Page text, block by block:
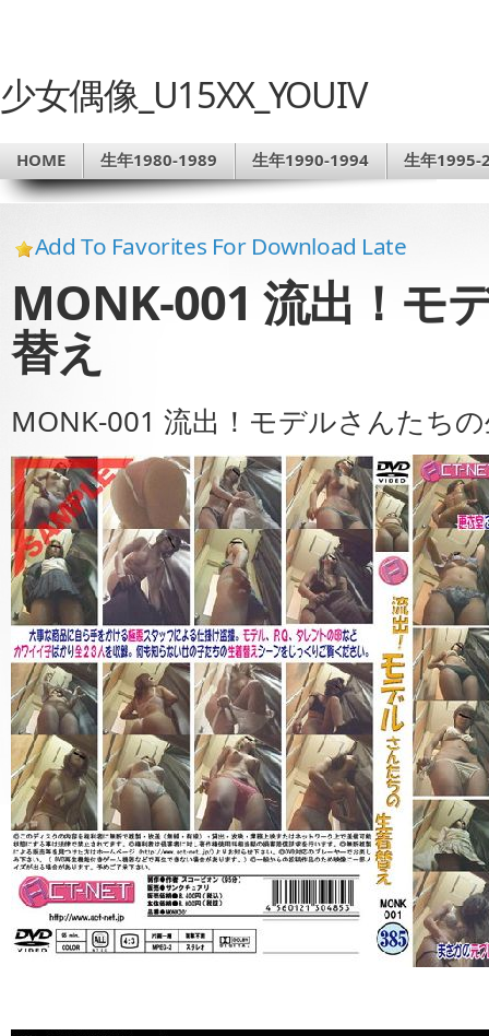
少女偶像_U15XX_YOUIV
HOME 生年1980-1989 生年1990-1994 生年1995-
Add To Favorites For Download Late
MONK-001 流出！モ
替え
MONK-001 流出！モデルさんたち